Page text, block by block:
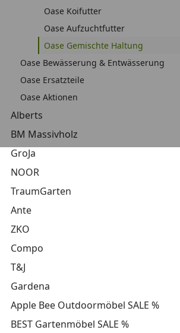
Oase Koifutter
Oase Aufzuchtfutter
Oase Gemischte Haltung
Oase Bewässerung & Entwässerung
Oase Ersatzteile
Oase Aktionen
Alberts
BM Massivholz
GroJa
NOOR
TraumGarten
Ante
ZKO
Compo
T&J
Gardena
Apple Bee Outdoormöbel SALE %
BEST Gartenmöbel SALE %